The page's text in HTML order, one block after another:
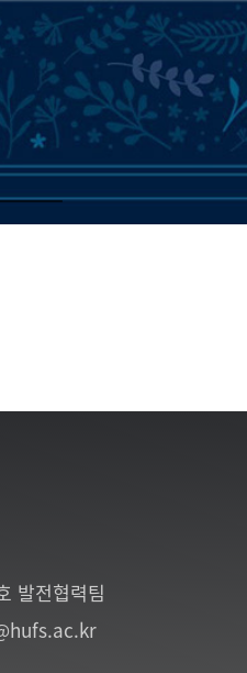
발전협력팀